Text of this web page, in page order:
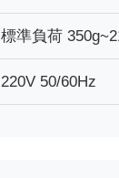
標準負荷
220V 50/60Hz